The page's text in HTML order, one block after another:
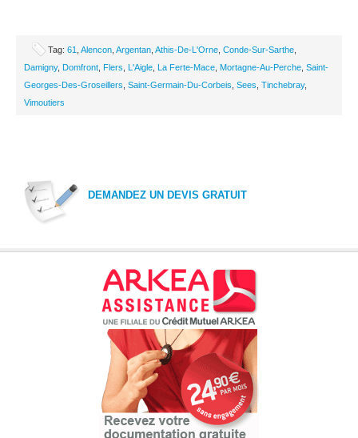
Tag: 61 Alencon Argentan Athis-De-L'Orne Conde-Sur-Sarthe
Damigny, Domfront Flers L'Aigle La Ferte-Mace Mortagne-Au-Perche Saint-
Georges-Des-Groseillers Saint-Germain-Du-Corbeis Sees Tinchebray,
Vimoutiers
DEMANDEZ UN DEVIS GRATUIT